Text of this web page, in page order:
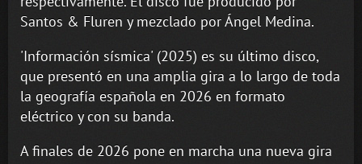
Santos & Fluren y mezclado por Ángel Medina.
'Información sísmica' (2025) es su último disco,
que presentó en una amplia gira a lo largo de toda
la geografía española en 2026 en formato
eléctrico y con su banda.
A finales de 2026 pone en marcha una nueva gira